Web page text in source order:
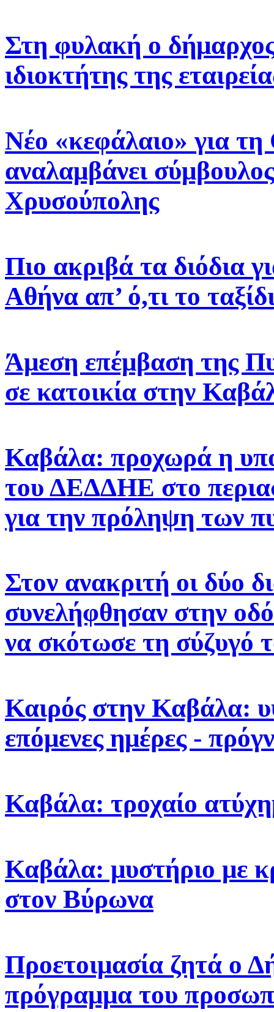
Στη φυλακή ο
ιδιοκτήτης της
Νέο «κεφάλαιο» για
αναλαμβάνει
Χρυσούπολης
Πιο ακριβά τα διόδια
Αθήνα απ’ ό,τι το
Άμεση επέμβαση της
σε κατοικία στην
Καβάλα: προχωρά η
του ΔΕΔΔΗΕ στο
για την πρόληψη των
Στον ανακριτή οι δύο
συνελήφθησαν στην
να σκότωσε τη σύζυγό
Καιρός στην Καβάλα:
επόμενες ημέρες -
Καβάλα: τροχαίο
Καβάλα: μυστήριο με
στον Βύρωνα
Προετοιμασία ζητά ο
πρόγραμμα του